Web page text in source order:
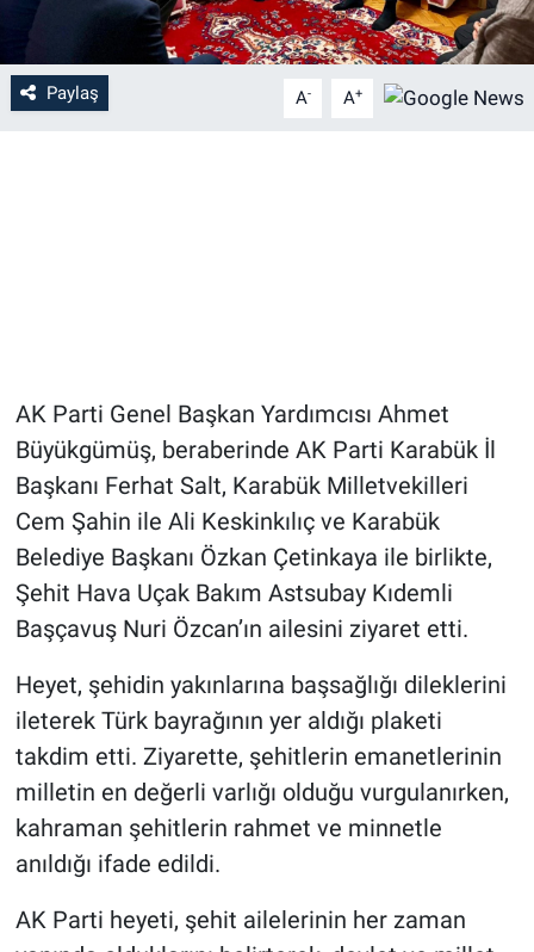
Paylaş A- A+
AK Parti Genel Başkan Yardımcısı Ahmet
Büyükgümüş, beraberinde AK Parti Karabük İl
Başkanı Ferhat Salt, Karabük Milletvekilleri
Cem Şahin ile Ali Keskinkılıç ve Karabük
Belediye Başkanı Özkan Çetinkaya ile birlikte,
Şehit Hava Uçak Bakım Astsubay Kıdemli
Başçavuş Nuri Özcan’ın ailesini ziyaret etti.
Heyet, şehidin yakınlarına başsağlığı dileklerini
ileterek Türk bayrağının yer aldığı plaketi
takdim etti. Ziyarette, şehitlerin emanetlerinin
milletin en değerli varlığı olduğu vurgulanırken,
kahraman şehitlerin rahmet ve minnetle
anıldığı ifade edildi.
AK Parti heyeti, şehit ailelerinin her zaman